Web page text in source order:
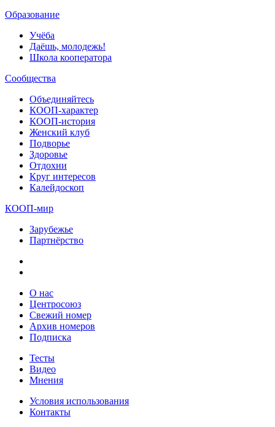
Образование
Учёба
Даёшь, молодежь!
Школа кооператора
Сообщества
Объединяйтесь
КООП-характер
КООП-история
Женский клуб
Подворье
Здоровье
Отдохни
Круг интересов
Калейдоскоп
КООП-мир
Зарубежье
Партнёрство
О нас
Центросоюз
Свежий номер
Архив номеров
Подписка
Тесты
Видео
Мнения
Условия использования
Контакты